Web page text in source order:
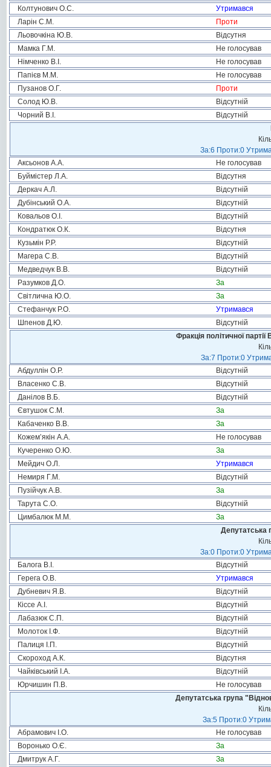
Колтунович О.С.
Утримався
Ларін С.М.
Проти
Льовочкіна Ю.В.
Відсутня
Мамка Г.М.
Не голосував
Німченко В.І.
Не голосував
Папієв М.М.
Не голосував
Пузанов О.Г.
Проти
Солод Ю.В.
Відсутній
Чорний В.І.
Відсутній
За:6 Проти:0
Аксьонов А.А.
Не голосував
Буймістер Л.А.
Відсутня
Деркач А.Л.
Відсутній
Дубінський О.А.
Відсутній
Ковальов О.І.
Відсутній
Кондратюк О.К.
Відсутня
Кузьмін Р.Р.
Відсутній
Магера С.В.
Відсутній
Медведчук В.В.
Відсутній
Разумков Д.О.
За
Світлична Ю.О.
За
Стефанчук Р.О.
Утримався
Шпенов Д.Ю.
Відсутній
Фракція політичної
За:7 Проти:0
Абдуллін О.Р.
Відсутній
Власенко С.В.
Відсутній
Данілов В.Б.
Відсутній
Євтушок С.М.
За
Кабаченко В.В.
За
Кожем’якін А.А.
Не голосував
Кучеренко О.Ю.
За
Мейдич О.Л.
Утримався
Немиря Г.М.
Відсутній
Пузійчук А.В.
За
Тарута С.О.
Відсутній
Цимбалюк М.М.
За
Депутатська
За:0 Проти:0
Балога В.І.
Відсутній
Герега О.В.
Утримався
Дубневич Я.В.
Відсутній
Кіссе А.І.
Відсутній
Лабазюк С.П.
Відсутній
Молоток І.Ф.
Відсутній
Палиця І.П.
Відсутній
Скороход А.К.
Відсутня
Чайківський І.А.
Відсутній
Юрчишин П.В.
Не голосував
Депутатська група
За:5 Проти:0
Абрамович І.О.
Не голосував
Воронько О.Є.
За
Дмитрук А.Г.
За